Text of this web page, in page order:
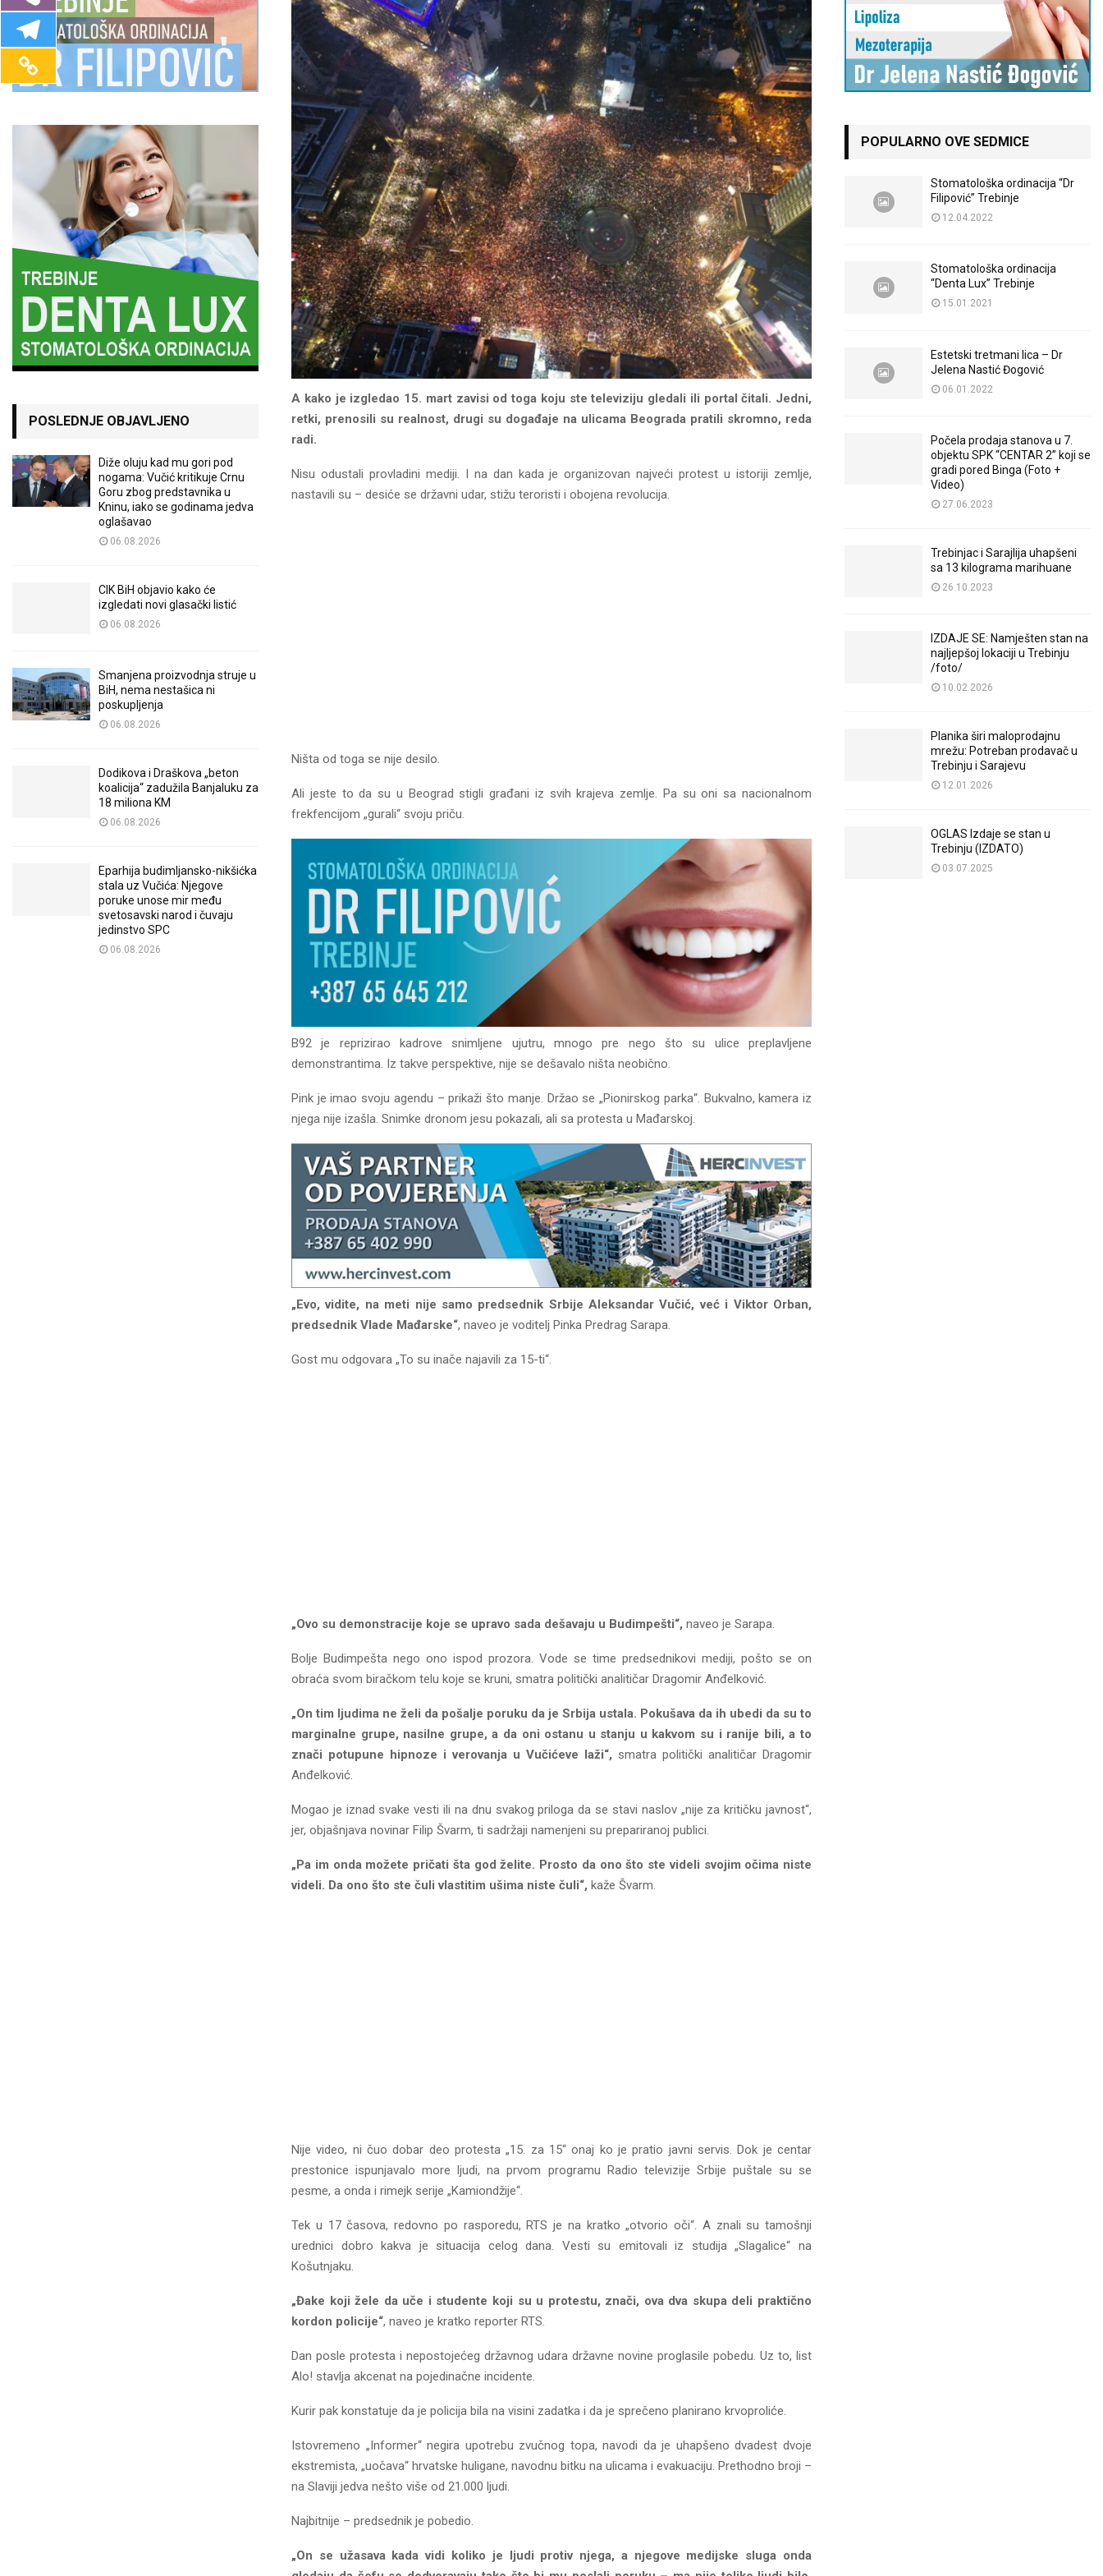
A kako je izgledao 15. mart zavisi od toga koju ste televiziju gledali ili portal čitali. Jedni,
retki, prenosili su realnost, drugi su događaje na ulicama Beograda pratili skromno, reda
radi.
Nisu odustali provladini mediji. I na dan kada je organizovan najveći protest u istoriji zemlje,
nastavili su – desiće se državni udar, stižu teroristi i obojena revolucija.
Ništa od toga se nije desilo.
Ali jeste to da su u Beograd stigli građani iz svih krajeva zemlje. Pa su oni sa nacionalnom
frekfencijom „gurali“ svoju priču.
B92 je reprizirao kadrove snimljene ujutru, mnogo pre nego što su ulice preplavljene
demonstrantima. Iz takve perspektive, nije se dešavalo ništa neobično.
Pink je imao svoju agendu – prikaži što manje. Držao se „Pionirskog parka“. Bukvalno, kamera iz
njega nije izašla. Snimke dronom jesu pokazali, ali sa protesta u Mađarskoj.
„Evo, vidite, na meti nije samo predsednik Srbije Aleksandar Vučić, već i Viktor Orban,
predsednik Vlade Mađarske“, naveo je voditelj Pinka Predrag Sarapa.
Gost mu odgovara „To su inače najavili za 15-ti“.
„Ovo su demonstracije koje se upravo sada dešavaju u Budimpešti“, naveo je Sarapa.
Bolje Budimpešta nego ono ispod prozora. Vode se time predsednikovi mediji, pošto se on
obraća svom biračkom telu koje se kruni, smatra politički analitičar Dragomir Anđelković.
„On tim ljudima ne želi da pošalje poruku da je Srbija ustala. Pokušava da ih ubedi da su to
marginalne grupe, nasilne grupe, a da oni ostanu u stanju u kakvom su i ranije bili, a to
znači potupune hipnoze i verovanja u Vučićeve laži“, smatra politički analitičar Dragomir
Anđelković.
Mogao je iznad svake vesti ili na dnu svakog priloga da se stavi naslov „nije za kritičku javnost“,
jer, objašnjava novinar Filip Švarm, ti sadržaji namenjeni su prepariranoj publici.
„Pa im onda možete pričati šta god želite. Prosto da ono što ste videli svojim očima niste
videli. Da ono što ste čuli vlastitim ušima niste čuli“, kaže Švarm.
Nije video, ni čuo dobar deo protesta „15. za 15“ onaj ko je pratio javni servis. Dok je centar
prestonice ispunjavalo more ljudi, na prvom programu Radio televizije Srbije puštale su se
pesme, a onda i rimejk serije „Kamiondžije“.
Tek u 17 časova, redovno po rasporedu, RTS je na kratko „otvorio oči“. A znali su tamošnji
urednici dobro kakva je situacija celog dana. Vesti su emitovali iz studija „Slagalice“ na
Košutnjaku.
„Đake koji žele da uče i studente koji su u protestu, znači, ova dva skupa deli praktično
kordon policije“, naveo je kratko reporter RTS.
Dan posle protesta i nepostojećeg državnog udara državne novine proglasile pobedu. Uz to, list
Alo! stavlja akcenat na pojedinačne incidente.
Kurir pak konstatuje da je policija bila na visini zadatka i da je sprečeno planirano krvoproliće.
Istovremeno „Informer“ negira upotrebu zvučnog topa, navodi da je uhapšeno dvadest dvoje
ekstremista, „uočava“ hrvatske huligane, navodnu bitku na ulicama i evakuaciju. Prethodno broji –
na Slaviji jedva nešto više od 21.000 ljudi.
Najbitnije – predsednik je pobedio.
„On se užasava kada vidi koliko je ljudi protiv njega, a njegove medijske sluga onda
POSLEDNJE OBJAVLJENO
Diže oluju kad mu gori pod
nogama: Vučić kritikuje Crnu
Goru zbog predstavnika u
Kninu, iako se godinama jedva
oglašavao
06.08.2026
CIK BiH objavio kako će
izgledati novi glasački listić
06.08.2026
Smanjena proizvodnja struje u
BiH, nema nestašica ni
poskupljenja
06.08.2026
Dodikova i Draškova „beton
koalicija“ zadužila Banjaluku za
18 miliona KM
06.08.2026
Eparhija budimljansko-nikšićka
stala uz Vučića: Njegove
poruke unose mir među
svetosavski narod i čuvaju
jedinstvo SPC
06.08.2026
POPULARNO OVE SEDMICE
Stomatološka ordinacija “Dr
Filipović” Trebinje
12.04.2022
Stomatološka ordinacija
“Denta Lux” Trebinje
15.01.2021
Estetski tretmani lica – Dr
Jelena Nastić Đogović
06.01.2022
Počela prodaja stanova u 7.
objektu SPK “CENTAR 2” koji se
gradi pored Binga (Foto +
Video)
27.06.2023
Trebinjac i Sarajlija uhapšeni
sa 13 kilograma marihuane
26.10.2023
IZDAJE SE: Namješten stan na
najljepšoj lokaciji u Trebinju
/foto/
10.02.2026
Planika širi maloprodajnu
mrežu: Potreban prodavač u
Trebinju i Sarajevu
12.01.2026
OGLAS Izdaje se stan u
Trebinju (IZDATO)
03.07.2025